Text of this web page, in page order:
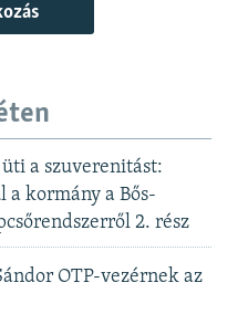
a szuverenitást:
a kormány a Bős-
2. rész
OTP-vezérnek az